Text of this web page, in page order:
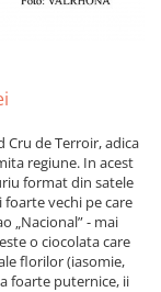
Cru de Terroir, adica
regiune. In acest
format din satele
vechi pe care
„Nacional” - mai
o ciocolata care
florilor (iasomie,
foarte puternice, ii